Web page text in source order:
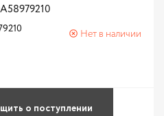
Нет в наличии
о поступлении